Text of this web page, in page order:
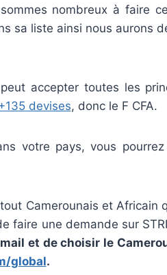
nombreux à faire
sa liste ainsi nous aurons
accepter toutes les
devises, donc le F CFA.
votre pays, vous
Camerounais et
faire une demande sur
et de choisir le
global.